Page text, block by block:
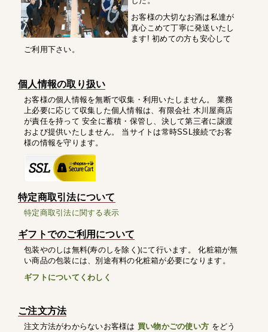
お客様の大切なお酒は私達が
真心こめて丁寧に発送いたし
ます! 初めての方も安心して
ご利用下さい。
個人情報の取り扱い
お客様の個人情報を無断で収集・利用いたしません。 業務
上必要に応じて収集した個人情報は、有限会社 木川屋商店
が責任を持って 安全に蓄積・保管し、決して第三者に譲渡
および提供いたしません。 当サイトは常時SSL接続でお客
様の情報を守ります。
特定商取引法について
特定商取引法に関する表示
ギフトでのご利用について
包装やのしは無料(寿のしを除く)にて行います。 化粧箱が無
い商品の包装には、別途有料の化粧箱が必要になります。
ギフトについてくわしく
ご注文方法
注文方法がわからないお客様は 買い物かごの使い方 をどう